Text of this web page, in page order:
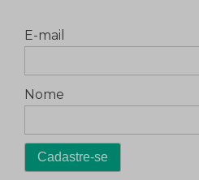
E-mail
Nome